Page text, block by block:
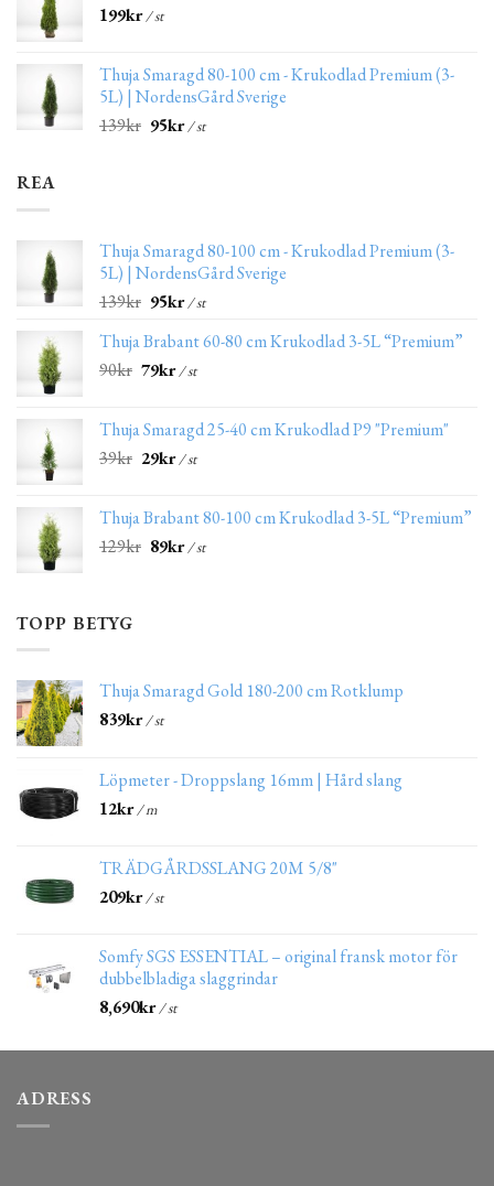
199kr/ st
Thuja Smaragd 80-100 cm - Krukodlad Premium (3-
5L) | NordensGård Sverige
139kr 95kr/ st
REA
Thuja Smaragd 80-100 cm - Krukodlad Premium (3-
5L) | NordensGård Sverige
139kr 95kr/ st
Thuja Brabant 60-80 cm Krukodlad 3-5L “Premium”
90kr 79kr/ st
Thuja Smaragd 25-40 cm Krukodlad P9 "Premium"
39kr 29kr/ st
Thuja Brabant 80-100 cm Krukodlad 3-5L “Premium”
129kr 89kr/ st
TOPP BETYG
Thuja Smaragd Gold 180-200 cm Rotklump
839kr/ st
Löpmeter - Droppslang 16mm | Hård slang
12kr/ m
TRÄDGÅRDSSLANG 20M 5/8"
209kr/ st
Somfy SGS ESSENTIAL – original fransk motor för
dubbelbladiga slaggrindar
8,690kr/ st
ADRESS